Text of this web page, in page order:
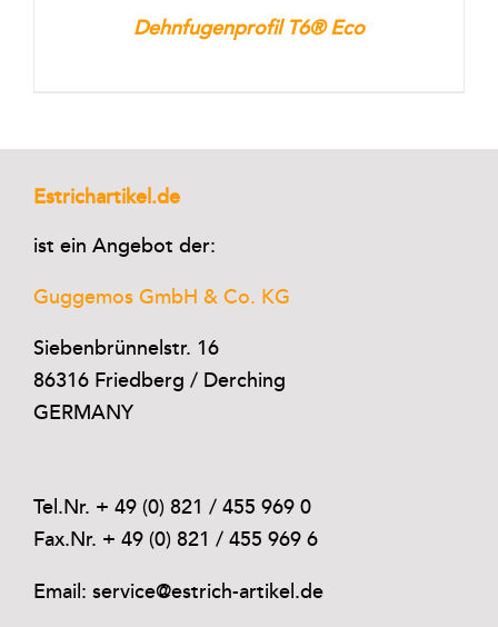
Dehnfugenprofil T6® Eco
Estrichartikel.de
ist ein Angebot der:
Guggemos GmbH & Co. KG
Siebenbrünnelstr. 16
86316 Friedberg / Derching
GERMANY
Tel.Nr. + 49 (0) 821 / 455 969 0
Fax.Nr. + 49 (0) 821 / 455 969 6
Email: service@estrich-artikel.de